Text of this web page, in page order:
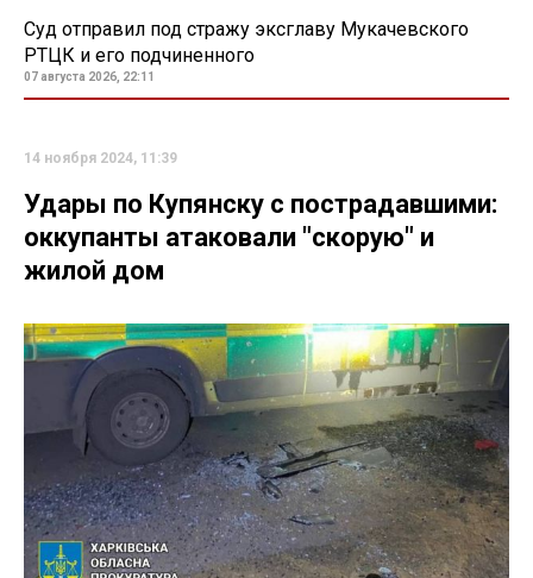
Суд отправил под стражу эксглаву Мукачевского
РТЦК и его подчиненного
07 августа 2026, 22:11
14 ноября 2024, 11:39
Удары по Купянску с пострадавшими:
оккупанты атаковали "скорую" и
жилой дом